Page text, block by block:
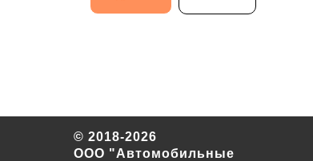
© 2018-2026
ООО "Автомобильные